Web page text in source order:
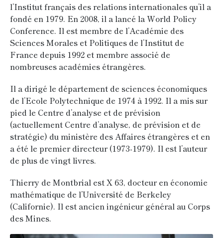
l’Institut français des relations internationales qu’il a
fondé en 1979. En 2008, il a lancé la World Policy
Conference. Il est membre de l’Académie des
Sciences Morales et Politiques de l’Institut de
France depuis 1992 et membre associé de
nombreuses académies étrangères.
Il a dirigé le département de sciences économiques
de l’Ecole Polytechnique de 1974 à 1992. Il a mis sur
pied le Centre d’analyse et de prévision
(actuellement Centre d’analyse, de prévision et de
stratégie) du ministère des Affaires étrangères et en
a été le premier directeur (1973-1979). Il est l’auteur
de plus de vingt livres.
Thierry de Montbrial est X 63, docteur en économie
mathématique de l’Université de Berkeley
(Californie). Il est ancien ingénieur général au Corps
des Mines.